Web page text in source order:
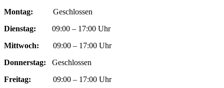
Montag: Geschlossen
Dienstag: 09:00 – 17:00 Uhr
Mittwoch: 09:00 – 17:00 Uhr
Donnerstag: Geschlossen
Freitag: 09:00 – 17:00 Uhr